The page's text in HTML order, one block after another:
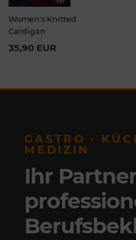
Women's Knitted
Cardigan
35,90 EUR
GASTRO ·
MEDIZIN
Ihr